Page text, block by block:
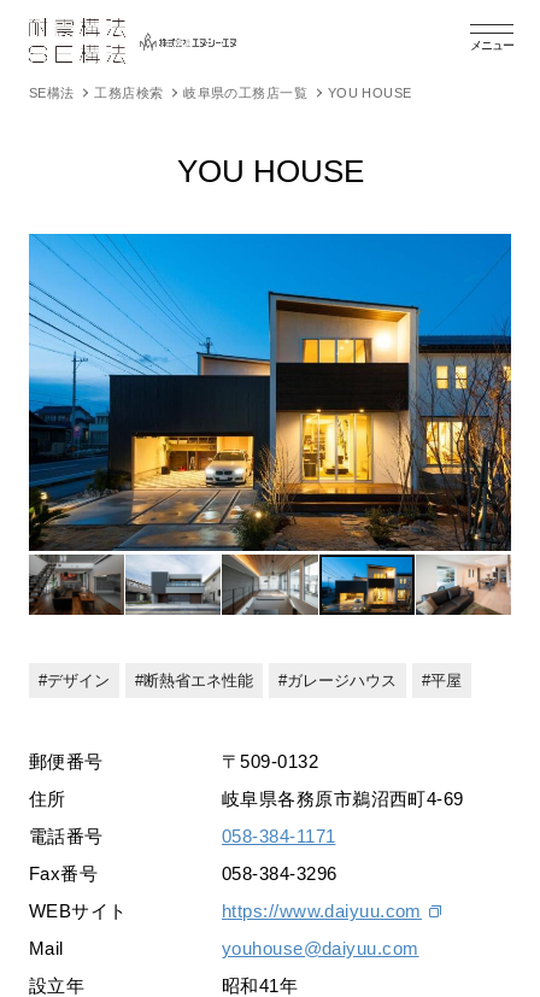
メニュー
SE構法 工務店検索 岐阜県の工務店一覧 YOU HOUSE
YOU HOUSE
デザイン 断熱省エネ性能 ガレージハウス 平屋
郵便番号
〒509-0132
住所
岐阜県各務原市鵜沼西町4-69
電話番号
058-384-1171
Fax番号
058-384-3296
WEBサイト
https://www.daiyuu.com
Mail
youhouse@daiyuu.com
設立年
昭和41年